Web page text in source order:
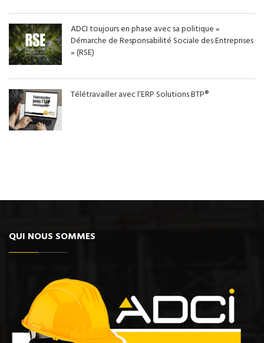
ADCI toujours en phase avec sa politique «
Démarche de Responsabilité Sociale des Entreprises
» (RSE)
Télétravailler avec l’ERP Solutions BTP®
QUI NOUS SOMMES